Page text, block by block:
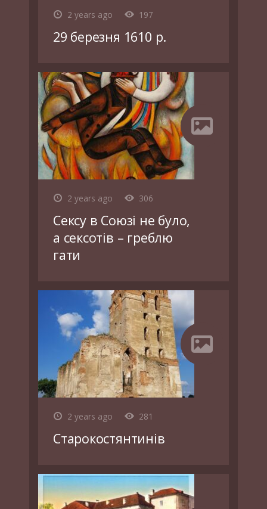
2 years ago 197
29 березня 1610 р.
2 years ago 306
Сексу в Союзі не було,
а сексотів – греблю
гати
2 years ago 281
Старокостянтинів